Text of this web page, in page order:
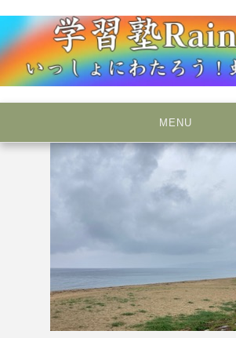
to
content
学習塾RainBow
MENU